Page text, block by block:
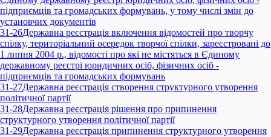
підприємців та громадських формувань, у тому числі змін до
установчих документів
31-26Державна реєстрація включення відомостей про творчу
спілку, територіальний осередок творчої спілки, зареєстровані до
1 липня 2004 р., відомості про які не містяться в Єдиному
державному реєстрі юридичних осіб, фізичних осіб -
підприємців та громадських формувань
31-27Державна реєстрація створення структурного утворення
політичної партії
31-28Державна реєстрація рішення про припинення
структурного утворення політичної партії
31-29Державна реєстрація припинення структурного утворення